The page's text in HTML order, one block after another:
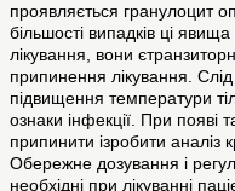
проявляється гранулоцит
більшості випадків ці
лікування, вони
припинення лікування.
підвищення температури
ознаки інфекції. При появі
припинити ізробити аналіз
Обережне дозування і
необхідні при лікуванні